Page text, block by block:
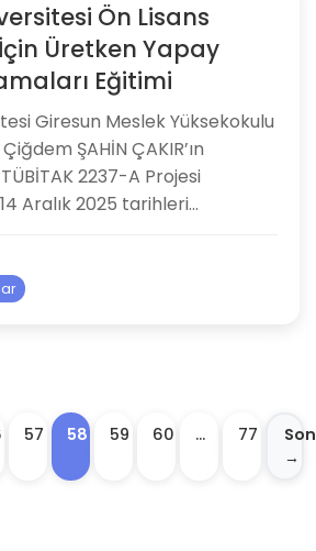
Ön Lisans
Üretken Yapay
Eğitimi
Giresun Meslek Yüksekokulu
ŞAHİN ÇAKIR’ın
2237-A Projesi
Aralık 2025 tarihleri...
57 58 59 60 … 77
→